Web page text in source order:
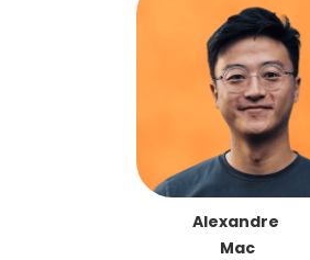
Alexandre
Mac